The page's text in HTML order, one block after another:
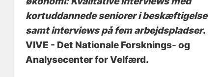
kortuddannede seniorer i beskæftigelse
samt interviews på fem arbejdspladser.
VIVE - Det Nationale Forsknings- og
Analysecenter for Velfærd.